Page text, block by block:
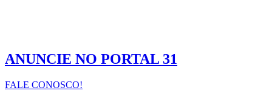
ANUNCIE NO PORTAL 31
FALE CONOSCO!